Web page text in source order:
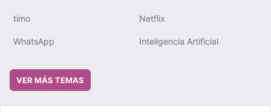
timo Netflix
WhatsApp Inteligencia Artificial
VER MÁS TEMAS